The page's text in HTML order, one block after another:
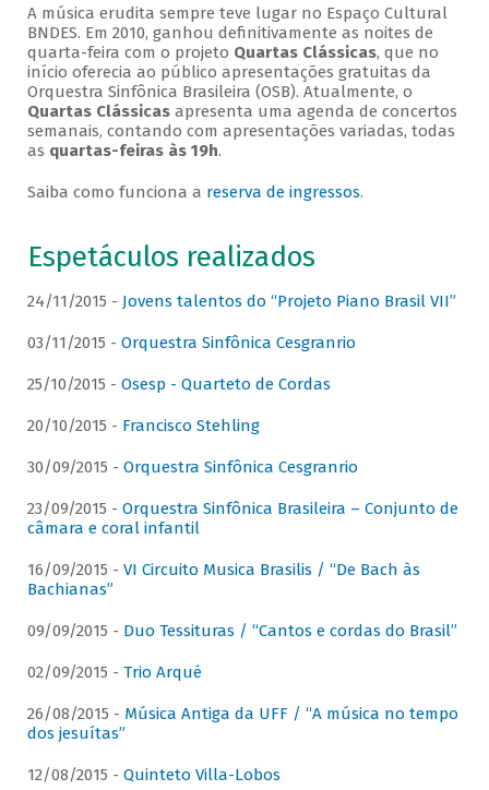
A música erudita sempre teve lugar no Espaço Cultural
BNDES. Em 2010, ganhou definitivamente as noites de
quarta-feira com o projeto Quartas Clássicas, que no
início oferecia ao público apresentações gratuitas da
Orquestra Sinfônica Brasileira (OSB). Atualmente, o
Quartas Clássicasapresenta uma agenda de concertos
semanais, contando com apresentações variadas, todas
as quartas-feiras às 19h.
Saiba como funciona a reserva de ingressos.
Espetáculos realizados
24/11/2015 - Jovens talentos do “Projeto Piano Brasil VII”
03/11/2015 - Orquestra Sinfônica Cesgranrio
25/10/2015 - Osesp - Quarteto de Cordas
20/10/2015 - Francisco Stehling
30/09/2015 - Orquestra Sinfônica Cesgranrio
23/09/2015 - Orquestra Sinfônica Brasileira – Conjunto de
câmara e coral infantil
16/09/2015 - VI Circuito Musica Brasilis / “De Bach às
Bachianas”
09/09/2015 - Duo Tessituras / “Cantos e cordas do Brasil”
02/09/2015 - Trio Arqué
26/08/2015 - Música Antiga da UFF / “A música no tempo
dos jesuítas”
12/08/2015 - Quinteto Villa-Lobos